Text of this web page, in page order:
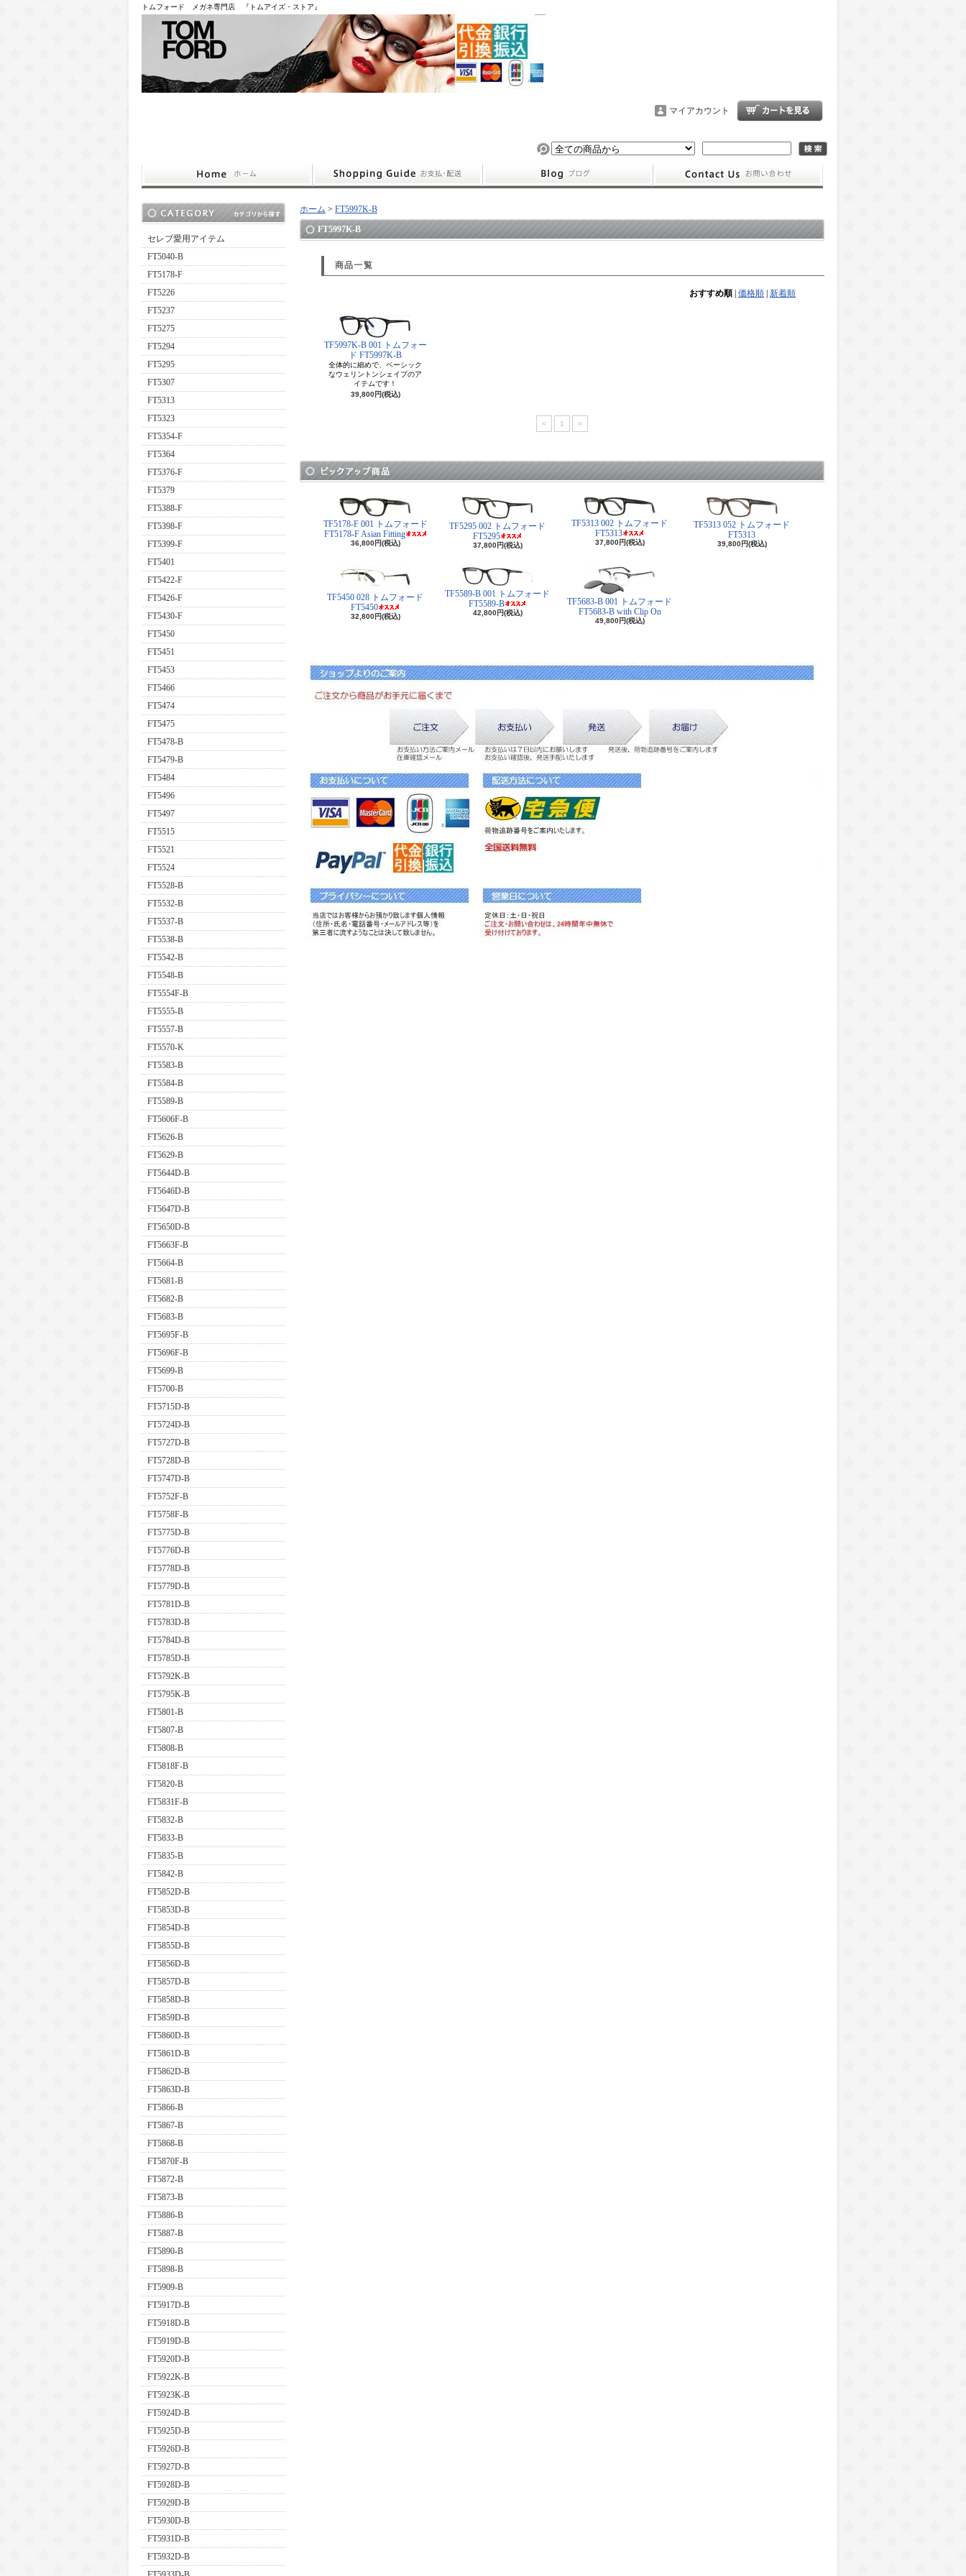
トムフォード メガネ専門店 『トムアイズ・ストア』
マイアカウント
セレブ愛用アイテム
FT5040-B
FT5178-F
FT5226
FT5237
FT5275
FT5294
FT5295
FT5307
FT5313
FT5323
FT5354-F
FT5364
FT5376-F
FT5379
FT5388-F
FT5398-F
FT5399-F
FT5401
FT5422-F
FT5426-F
FT5430-F
FT5450
FT5451
FT5453
FT5466
FT5474
FT5475
FT5478-B
FT5479-B
FT5484
FT5496
FT5497
FT5515
FT5521
FT5524
FT5528-B
FT5532-B
FT5537-B
FT5538-B
FT5542-B
FT5548-B
FT5554F-B
FT5555-B
FT5557-B
FT5570-K
FT5583-B
FT5584-B
FT5589-B
FT5606F-B
FT5626-B
FT5629-B
FT5644D-B
FT5646D-B
FT5647D-B
FT5650D-B
FT5663F-B
FT5664-B
FT5681-B
FT5682-B
FT5683-B
FT5695F-B
FT5696F-B
FT5699-B
FT5700-B
FT5715D-B
FT5724D-B
FT5727D-B
FT5728D-B
FT5747D-B
FT5752F-B
FT5758F-B
FT5775D-B
FT5776D-B
FT5778D-B
FT5779D-B
FT5781D-B
FT5783D-B
FT5784D-B
FT5785D-B
FT5792K-B
FT5795K-B
FT5801-B
FT5807-B
FT5808-B
FT5818F-B
FT5820-B
FT5831F-B
FT5832-B
FT5833-B
FT5835-B
FT5842-B
FT5852D-B
FT5853D-B
FT5854D-B
FT5855D-B
FT5856D-B
FT5857D-B
FT5858D-B
FT5859D-B
FT5860D-B
FT5861D-B
FT5862D-B
FT5863D-B
FT5866-B
FT5867-B
FT5868-B
FT5870F-B
FT5872-B
FT5873-B
FT5886-B
FT5887-B
FT5890-B
FT5898-B
FT5909-B
FT5917D-B
FT5918D-B
FT5919D-B
FT5920D-B
FT5922K-B
FT5923K-B
FT5924D-B
FT5925D-B
FT5926D-B
FT5927D-B
FT5928D-B
FT5929D-B
FT5930D-B
FT5931D-B
FT5932D-B
ホーム > FT5997K-B
FT5997K-B
商品一覧
おすすめ順 価格順 新着順
TF5997K-B 001 トムフォー
ド FT5997K-B
全体的に細めで、ベーシック
なウェリントンシェイプのア
イテムです！
39,800円(税込)
< 1 >
TF5178-F 001 トムフォード
FT5178-F Asian Fitting
36,800円(税込)
TF5295 002 トムフォード
FT5295
37,800円(税込)
TF5313 002 トムフォード
FT5313
37,800円(税込)
TF5313 052 トムフォード
FT5313
39,800円(税込)
TF5450 028 トムフォード
FT5450
32,800円(税込)
TF5589-B 001 トムフォード
FT5589-B
42,800円(税込)
TF5683-B 001 トムフォード
FT5683-B with Clip On
49,800円(税込)